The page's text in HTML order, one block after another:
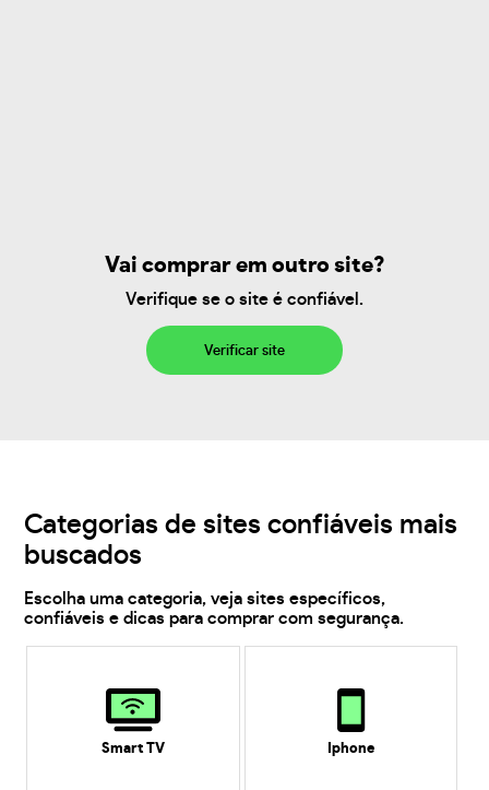
Vai comprar em outro site?
Verifique se o site é confiável.
Verificar site
Categorias de sites confiáveis mais
buscados
Escolha uma categoria, veja sites específicos,
confiáveis e dicas para comprar com segurança.
Smart TV Iphone